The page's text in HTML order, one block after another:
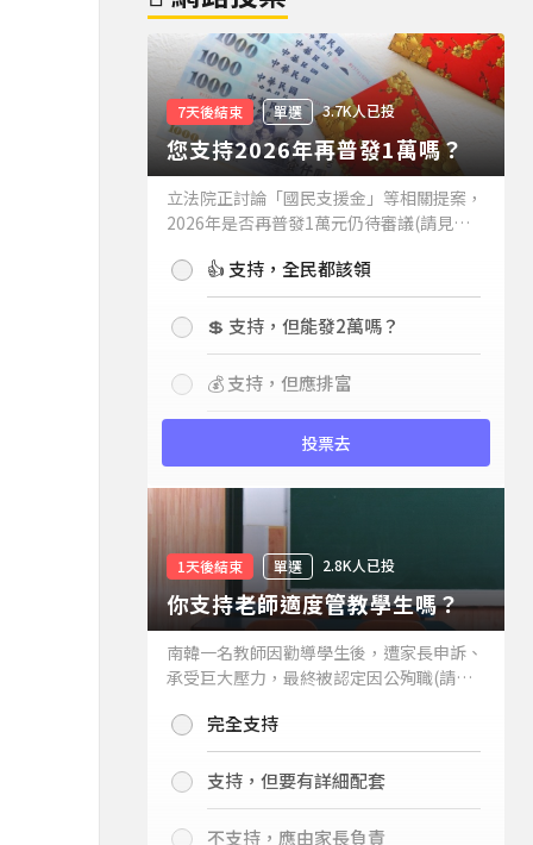
7天後結束 單選 3.7K人已投
您支持2026年再普發1萬嗎？
立法院正討論「國民支援金」等相關提案，
2026年是否再普發1萬元仍待審議(請見下
持嗎？👍 支持，全民都該領
💲 支持，但能發2萬嗎？
💰 支持，但應排富
投票去
1天後結束 單選 2.8K人已投
你支持老師適度管教學生嗎？
南韓一名教師因勸導學生後，遭家長申訴、
承受巨大壓力，最終被認定因公殉職(請見
你支持老師適度管教學生嗎？
完全支持
支持，但要有詳細配套
不支持，應由家長負責